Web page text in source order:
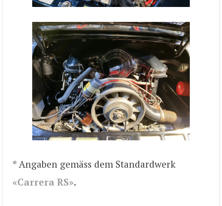
* Angaben gemäss dem Standardwerk
«Carrera RS».